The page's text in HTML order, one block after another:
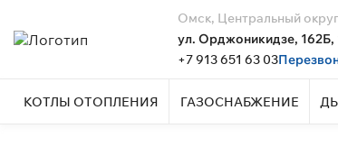
Омск, Центральный округ
ул. Орджоникидзе, 162Б,
+7 913 651 63 03
КОТЛЫ ОТОПЛЕНИЯ ГАЗОСНАБЖЕНИЕ